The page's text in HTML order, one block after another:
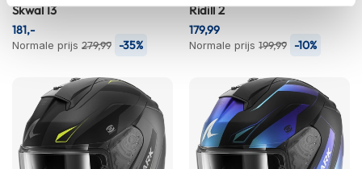
e
s
p
a
m
e
n
Skwal I3
Normale prijs 279,99 -35%
181,-
Ridill 2
Normale prijs 199,99 -10%
179,99